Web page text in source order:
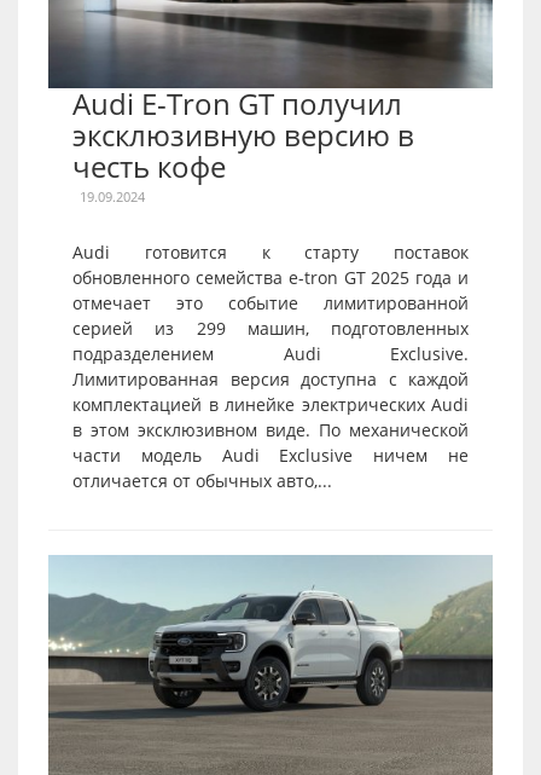
Audi E-Tron GT получил
эксклюзивную версию в
честь кофе
19.09.2024
Audi готовится к старту поставок
обновленного семейства e-tron GT 2025 года и
отмечает это событие лимитированной
серией из 299 машин, подготовленных
подразделением Audi Exclusive.
Лимитированная версия доступна с каждой
комплектацией в линейке электрических Audi
в этом эксклюзивном виде. По механической
части модель Audi Exclusive ничем не
отличается от обычных авто,...